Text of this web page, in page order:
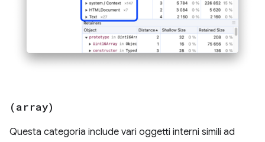
(array)
Questa categoria include vari oggetti interni simili ad